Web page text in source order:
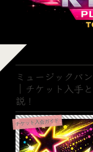
ミュージックバ
｜チケット入手
説！
チケット入会ガイド